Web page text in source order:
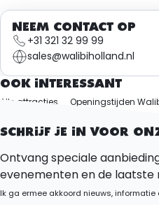
NEEM CONTACT OP
+31 321 32 99 99
sales@walibiholland.nl
OOK INTERESSANT
Alle attracties
Openingstijden
SCHRIJF JE IN VOOR
Ontvang speciale
evenementen en de laatste
Ik ga ermee akkoord nieuws,